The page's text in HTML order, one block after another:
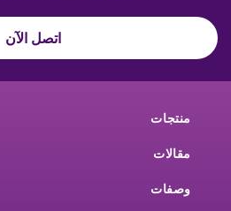
اتصل الآن
منتجات
مقالات
وصفات